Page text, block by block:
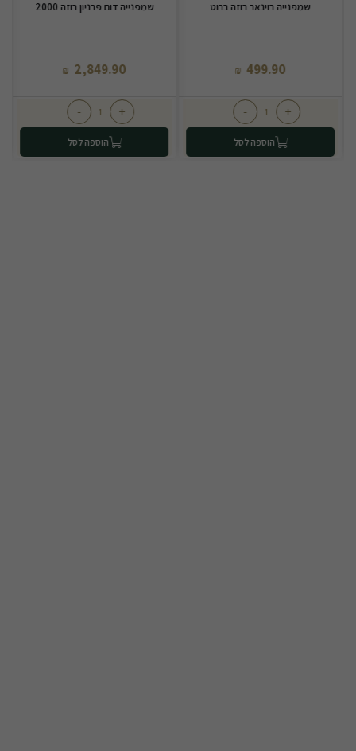
שמפנייה רוינאר רוזה ברוט
499.90
₪
+
-
הוספה לסל
שמפנייה דום פרניון רוזה 2000
2,849.90
₪
+
-
הוספה לסל